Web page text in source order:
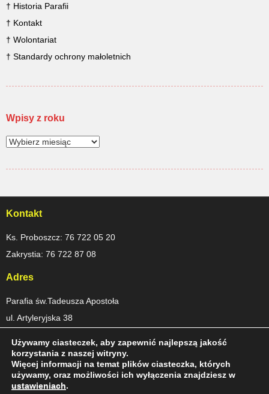
† Historia Parafii
† Kontakt
† Wolontariat
† Standardy ochrony małoletnich
Wpisy z roku
Kontakt
Ks. Proboszcz: 76 722 05 20
Zakrystia: 76 722 87 08
Adres
Parafia św.Tadeusza Apostoła
ul. Artyleryjska 38
Konto Parafii św. Tadeusza Apostoła
Pekao S.A. I O. Legnica
Używamy ciasteczek, aby zapewnić najlepszą jakość
korzystania z naszej witryny.
Więcej informacji na temat plików ciasteczka, których
używamy, oraz możliwości ich wyłączenia znajdziesz w
ustawieniach.